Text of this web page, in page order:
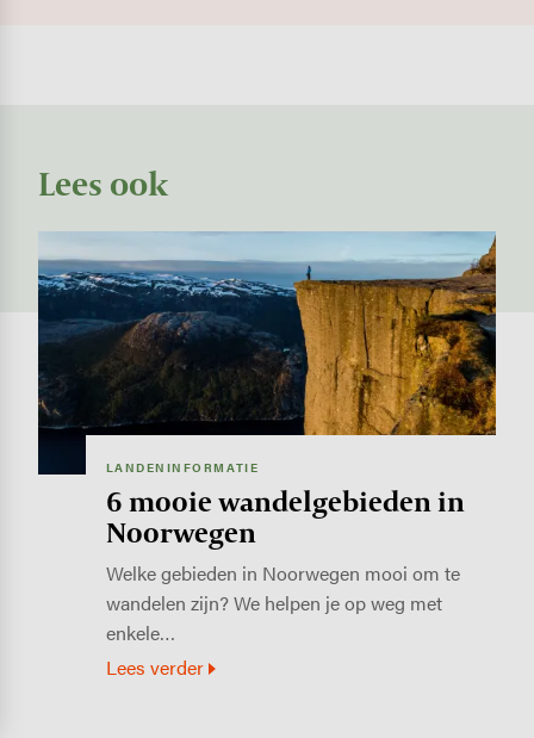
Lees ook
LANDENINFORMATIE
6 mooie wandelgebieden in
Noorwegen
Welke gebieden in Noorwegen mooi om te
wandelen zijn? We helpen je op weg met
enkele…
Lees verder